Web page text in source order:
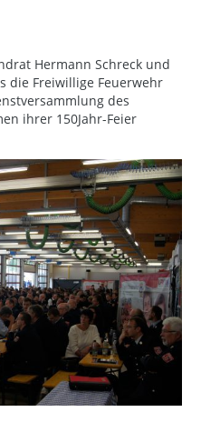
Hermann Schreck und
die Freiwillige Feuerwehr
des
ihrer 150Jahr-Feier